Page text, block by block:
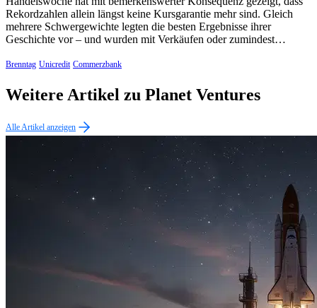
Rekordzahlen allein längst keine Kursgarantie mehr sind. Gleich
mehrere Schwergewichte legten die besten Ergebnisse ihrer
Geschichte vor – und wurden mit Verkäufen oder zumindest…
Brenntag Unicredit Commerzbank
Weitere Artikel zu Planet Ventures
Alle Artikel anzeigen